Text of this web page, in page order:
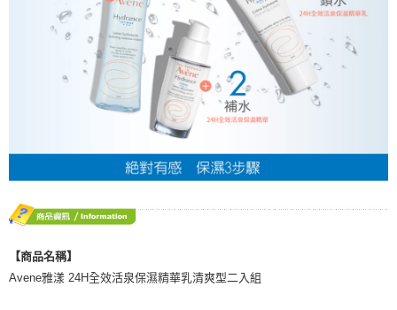
※ 交易是否成功請以「AFTEE先享後付 」之結帳頁面顯示為準，若有關於
是否繳費成功／繳費後需取消欲退款等相關疑問，請聯繫「AFTEE先享後付
客戶支援中心」 https://netprotections.freshdesk.com/support/home
【注意事項】
１．透過由恩沛科技股份有限公司提供之「AFTEE先享後付」服務完成之交
易，需依本服務之必要範圍內提供個人資料，並將交易相關給付款項請求債
權轉讓予恩沛科技股份有限公司。
２．關於個人資料處理事宜，請瀏覽以下網址：
https://aftee.tw/terms/#terms3
３．未成年的使用者請事先徵得法定代理人或監護人之同意方可使用
「AFTEE先享後付」，若未經同意申辦者引起之損失，本公司不負相關責
４．使用「AFTEE先享後付」時，將依據個別帳號之用戶狀況，依本公司即
時審查核予不同之上限額度；若仍有額度不足之情形，本公司將視審查結果
５．嚴禁一人註冊多個帳號或使用他人資訊註冊。若發現惡意使用之情形，
恩沛科技股份有限公司將有權停止該用戶之使用額度並採取法律行動。
付款後門市自取
免運費
【商品名稱】
Avene雅漾 24H全效活泉保濕精華乳清爽型二入組